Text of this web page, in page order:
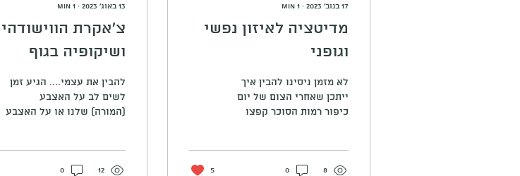
17 בנוב׳ 2023 ∙
1
min
מדיטציה לאיזון נפשי
וגופני
לא מזמן ניסינו להבין איך
ייתכן שאחרי הצום של יום
כיפור רמות הסוכר קפצו
בהתאם. ומה קורה בהלם של
8
0
5
13 באוג׳ 2023 ∙
1
min
צ'אקרת הווישודהי
ושיקופיה בגוף
להבין את עצמי.... הגיע זמן
לשים לב על האצבע
(המורה) שלנו או על האצבע
12
0